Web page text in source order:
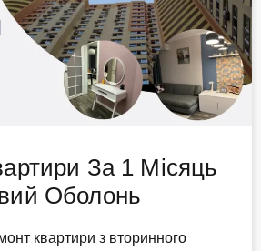
За 1 Місяць
Оболонь
квартири з вторинного